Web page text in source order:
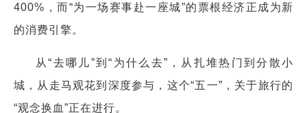
400%，而“为一场赛事赴一座城”的票根经济正成为新
的消费引擎。
从“去哪儿”到“为什么去”，从扎堆热门到分散小
城，从走马观花到深度参与，这个“五一”，关于旅行的
“观念换血”正在进行。